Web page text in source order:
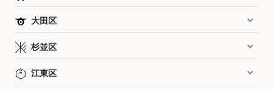
大田区
杉並区
江東区